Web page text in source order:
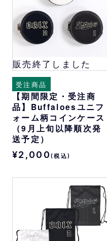
販売終了しました
受注商品
【期間限定・受注商
品】Buffaloesユニフ
ォーム柄コインケース
（9月上旬以降順次発
送予定）
¥2,000 (税込)